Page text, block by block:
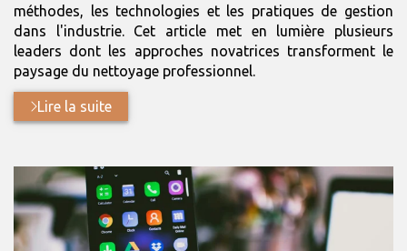
méthodes, les technologies et les pratiques de gestion
dans l'industrie. Cet article met en lumière plusieurs
leaders dont les approches novatrices transforment le
paysage du nettoyage professionnel.
Lire la suite